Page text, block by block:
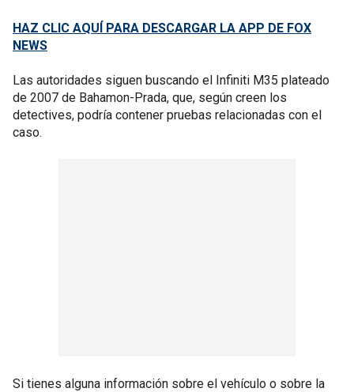
HAZ CLIC AQUÍ PARA DESCARGAR LA APP DE FOX
NEWS
Las autoridades siguen buscando el Infiniti M35 plateado
de 2007 de Bahamon-Prada, que, según creen los
detectives, podría contener pruebas relacionadas con el
caso.
Si tienes alguna información sobre el vehículo o sobre la